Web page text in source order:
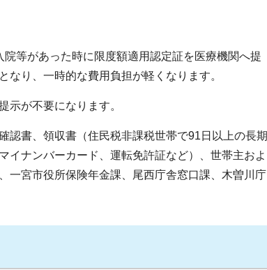
等があった時に限度額適用認定証を医療機関へ提
り、一時的な費用負担が軽くなります。
示が不要になります。
認書、領収書（住民税非課税世帯で91日以上の長期
イナンバーカード、運転免許証など）、世帯主およ
一宮市役所保険年金課、尾西庁舎窓口課、木曽川庁